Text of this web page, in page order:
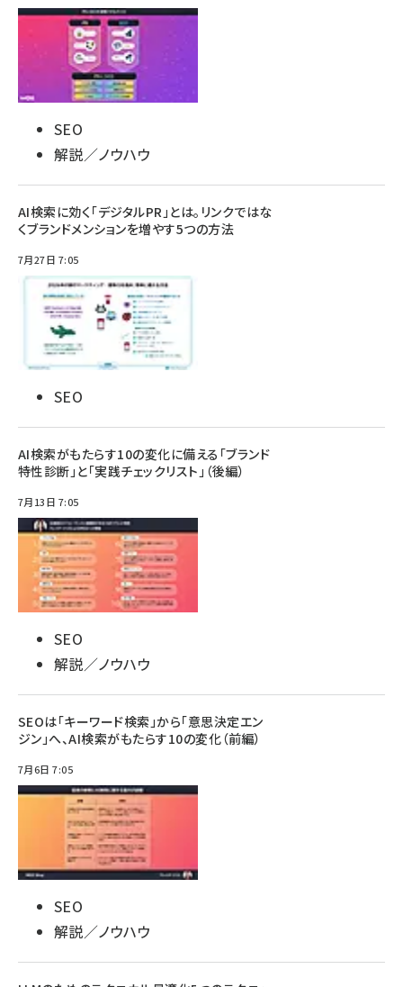
SEO
解説／ノウハウ
AI検索に効く「デジタルPR」とは。リンクではな
くブランドメンションを増やす5つの方法
7月27日 7:05
SEO
AI検索がもたらす10の変化に備える「ブランド
特性診断」と「実践チェックリスト」（後編）
7月13日 7:05
SEO
解説／ノウハウ
SEOは「キーワード検索」から「意思決定エン
ジン」へ、AI検索がもたらす10の変化（前編）
7月6日 7:05
SEO
解説／ノウハウ